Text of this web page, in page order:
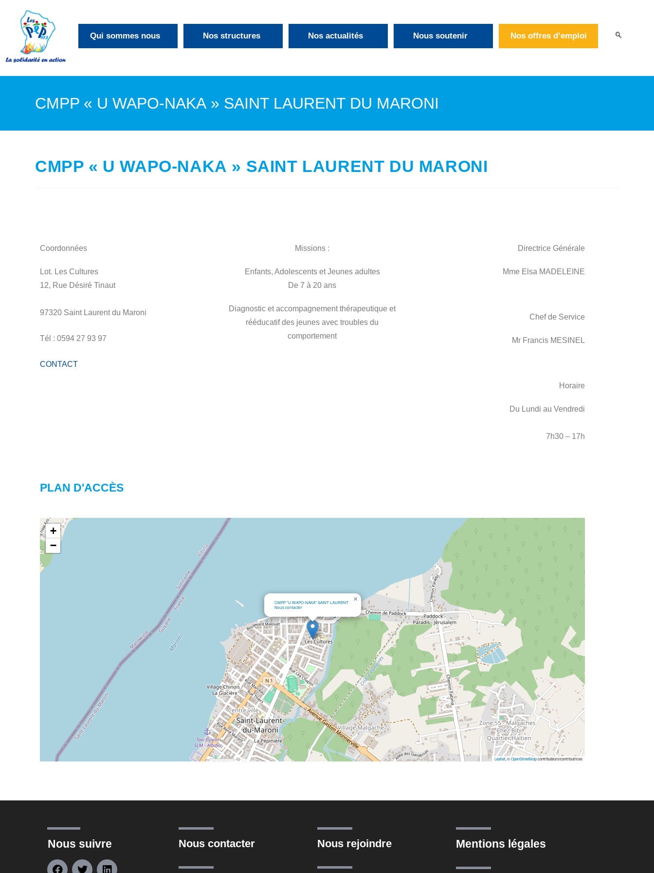
Qui sommes nous Nos structures Nos actualités Nous soutenir Nos offres d’emploi
CMPP « U WAPO-NAKA » SAINT LAURENT DU MARONI
CMPP « U WAPO-NAKA » SAINT LAURENT DU MARONI
Coordonnées
Lot. Les Cultures
12, Rue Désiré Tinaut
97320 Saint Laurent du Maroni
Tél : 0594 27 93 97
CONTACT
Missions :
Enfants, Adolescents et Jeunes adultes
De 7 à 20 ans
Diagnostic et accompagnement thérapeutique et
rééducatif des jeunes avec troubles du
comportement
Directrice Générale
Mme Elsa MADELEINE
Chef de Service
Mr Francis MESINEL
Horaire
Du Lundi au Vendredi
7h30 – 17h
PLAN D'ACCÈS
CMPP "U WAPO-NAKA" SAINT LAURENT
Nous contacter
×
+
−
Leaflet , ©OpenStreetMapcontributeurs/contributrices
Nous suivre Nous contacter Nous rejoindre Mentions légales